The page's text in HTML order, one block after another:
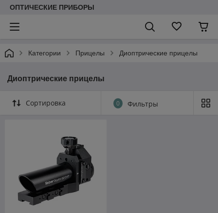
ОПТИЧЕСКИЕ ПРИБОРЫ
Категории Прицелы Диоптрические прицелы
Диоптрические прицелы
Сортировка 0 Фильтры